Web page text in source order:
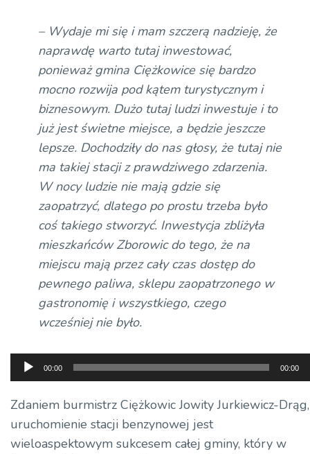
– Wydaje mi się i mam szczerą nadzieję, że
naprawdę warto tutaj inwestować,
ponieważ gmina Ciężkowice się bardzo
mocno rozwija pod kątem turystycznym i
biznesowym. Dużo tutaj ludzi inwestuje i to
już jest świetne miejsce, a będzie jeszcze
lepsze. Dochodziły do nas głosy, że tutaj nie
ma takiej stacji z prawdziwego zdarzenia.
W nocy ludzie nie mają gdzie się
zaopatrzyć, dlatego po prostu trzeba było
coś takiego stworzyć. Inwestycja zbliżyła
mieszkańców Zborowic do tego, że na
miejscu mają przez cały czas dostęp do
pewnego paliwa, sklepu zaopatrzonego w
gastronomię i wszystkiego, czego
wcześniej nie było.
Odtwarzacz
plików
dźwiękowych
00:00 00:00
Zdaniem burmistrz Ciężkowic Jowity Jurkiewicz-Drąg,
uruchomienie stacji benzynowej jest
wieloaspektowym sukcesem całej gminy, który w